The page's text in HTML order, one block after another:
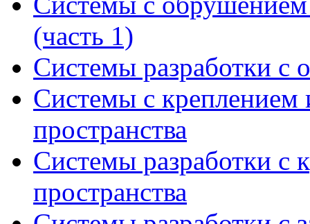
(часть 1)
Системы разработки
Системы с креплением
пространства
Системы разработки с
пространства